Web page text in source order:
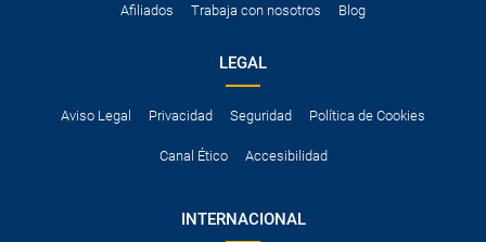
Afiliados Trabaja con nosotros Blog
LEGAL
Aviso Legal Privacidad Seguridad Política de Cookies
Canal Ético Accesibilidad
INTERNACIONAL